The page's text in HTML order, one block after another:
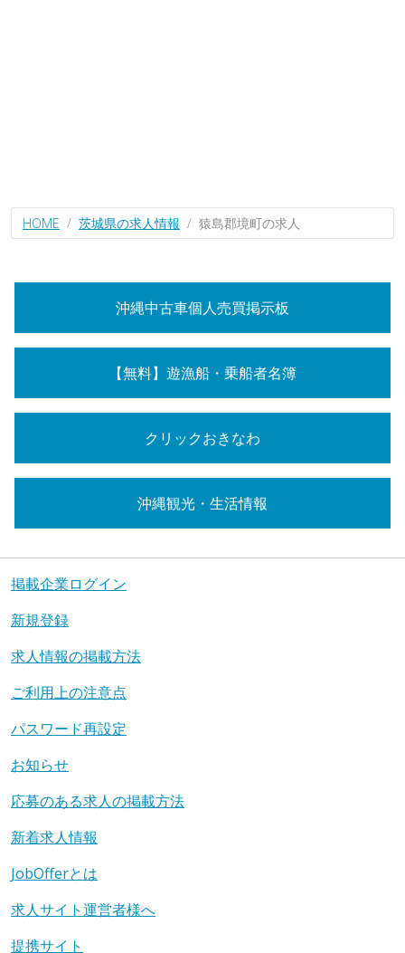
HOME 茨城県の求人情報 猿島郡境町の求人
沖縄中古車個人売買掲示板
【無料】遊漁船・乗船者名簿
クリックおきなわ
沖縄観光・生活情報
掲載企業ログイン
新規登録
求人情報の掲載方法
ご利用上の注意点
パスワード再設定
お知らせ
応募のある求人の掲載方法
新着求人情報
JobOfferとは
求人サイト運営者様へ
提携サイト